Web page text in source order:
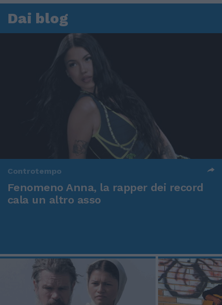
Dai blog
Controtempo
Fenomeno Anna, la rapper dei record
cala un altro asso